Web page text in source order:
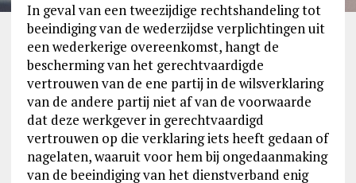
In geval van een tweezijdige rechtshandeling tot
beeindiging van de wederzijdse verplichtingen uit
een wederkerige overeenkomst, hangt de
bescherming van het gerechtvaardigde
vertrouwen van de ene partij in de wilsverklaring
van de andere partij niet af van de voorwaarde
dat deze werkgever in gerechtvaardigd
vertrouwen op die verklaring iets heeft gedaan of
nagelaten, waaruit voor hem bij ongedaanmaking
van de beeindiging van het dienstverband enig